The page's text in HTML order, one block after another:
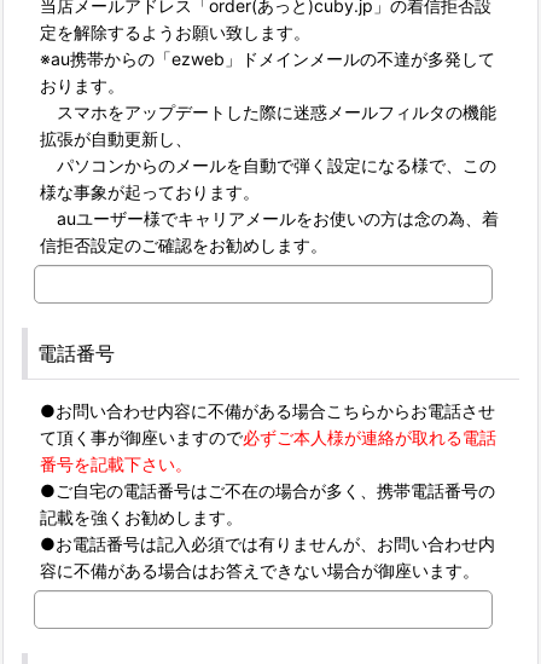
当店メールアドレス「order(あっと)cuby.jp」の着信拒否設
定を解除するようお願い致します。
※au携帯からの「ezweb」ドメインメールの不達が多発して
おります。
スマホをアップデートした際に迷惑メールフィルタの機能
拡張が自動更新し、
パソコンからのメールを自動で弾く設定になる様で、この
様な事象が起っております。
auユーザー様でキャリアメールをお使いの方は念の為、着
信拒否設定のご確認をお勧めします。
電話番号
●お問い合わせ内容に不備がある場合こちらからお電話させ
て頂く事が御座いますので必ずご本人様が連絡が取れる電話
番号を記載下さい。
●ご自宅の電話番号はご不在の場合が多く、携帯電話番号の
記載を強くお勧めします。
●お電話番号は記入必須では有りませんが、お問い合わせ内
容に不備がある場合はお答えできない場合が御座います。